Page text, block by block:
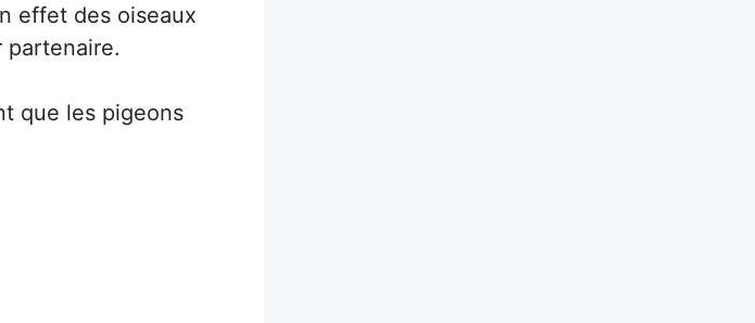
effet des oiseaux
que les pigeons